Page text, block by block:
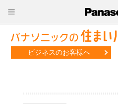
ビジネスのお客様へ